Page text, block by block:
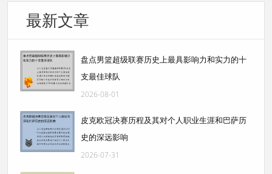
最新文章
盘点男篮超级联赛历史上最具影响力和实力的十
支最佳球队
2026-08-01
皮克欧冠决赛历程及其对个人职业生涯和巴萨历
史的深远影响
2026-07-31